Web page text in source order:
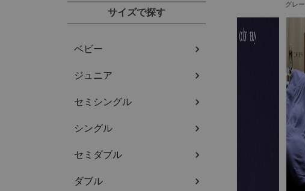
サイズで探す
ベビー
ジュニア
セミシングル
シングル
セミダブル
ダブル
グレー